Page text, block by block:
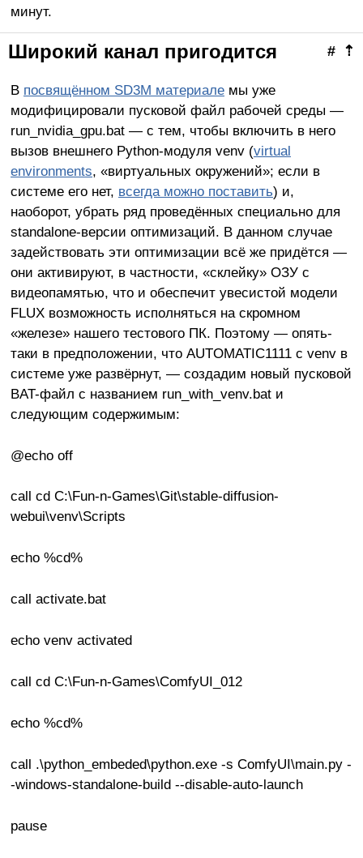
минут.
⇡
#
Широкий канал пригодится
В посвящённом SD3M материалемы уже
модифицировали пусковой файл рабочей среды —
run_nvidia_gpu.bat — с тем, чтобы включить в него
вызов внешнего Python-модуля venv (virtual
environments, «виртуальных окружений»; если в
системе его нет, всегда можно поставить) и,
наоборот, убрать ряд проведённых специально для
standalone-версии оптимизаций. В данном случае
задействовать эти оптимизации всё же придётся —
они активируют, в частности, «склейку» ОЗУ с
видеопамятью, что и обеспечит увесистой модели
FLUX возможность исполняться на скромном
«железе» нашего тестового ПК. Поэтому — опять-
таки в предположении, что AUTOMATIC1111 с venv в
системе уже развёрнут, — создадим новый пусковой
BAT-файл с названием run_with_venv.bat и
следующим содержимым:
@echo off
call cd C:\Fun-n-Games\Git\stable-diffusion-
webui\venv\Scripts
echo %cd%
call activate.bat
echo venv activated
call cd C:\Fun-n-Games\ComfyUI_012
echo %cd%
call .\python_embeded\python.exe -s ComfyUI\main.py -
-windows-standalone-build --disable-auto-launch
pause